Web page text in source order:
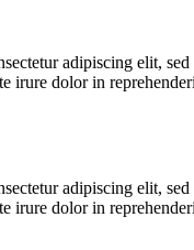
adipiscing elit,
irure dolor in
adipiscing elit,
irure dolor in